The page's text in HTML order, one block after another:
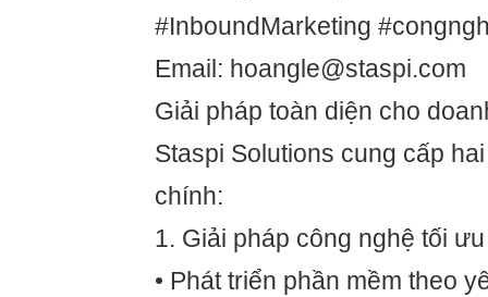
#InboundMarketing
Email: hoangle@staspi.com
Giải pháp toàn diện cho
Staspi Solutions cung cấp
chính:
1. Giải pháp công nghệ tối ưu
• Phát triển phần mềm theo